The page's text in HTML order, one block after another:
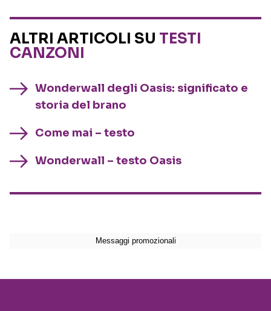
ALTRI ARTICOLI SU TESTI
CANZONI
Wonderwall degli Oasis: significato e
storia del brano
Come mai – testo
Wonderwall – testo Oasis